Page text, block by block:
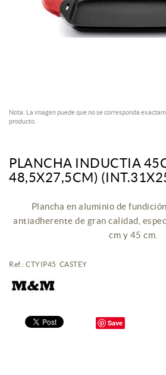
Nota: La imagen puede que no se corresponda
producto.
PLANCHA INDUCTIA
48,5X27,5CM)
Plancha en aluminio de
antiadherente de gran calidad,
cm y 45 cm.
Ref.: CTYIP45 CASTEY
Save